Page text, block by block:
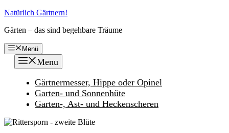
Zum
springen
Natürlich Gärtnern!
Gärten – das sind begehbare Träume
Menü
Menu
Gärtnermesser, Hippe oder Opinel
Garten- und Sonnenhüte
Garten-, Ast- und Heckenscheren